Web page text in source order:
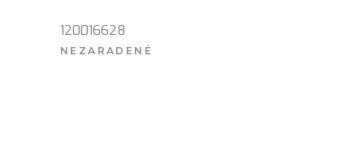
120016628
NEZARADENÉ